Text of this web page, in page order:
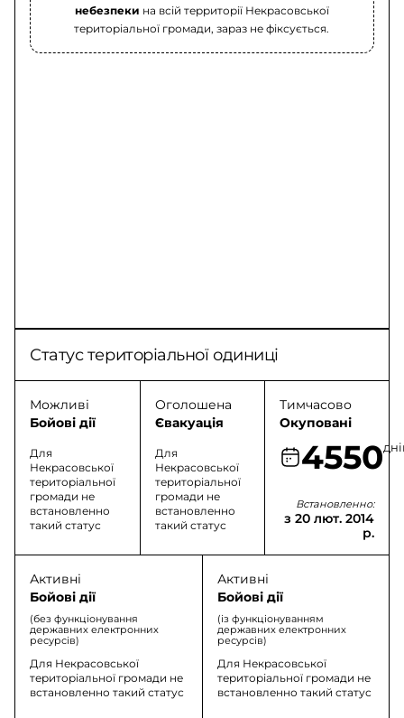
небезпеки на всій территорії Некрасовської
територіальної громади, зараз не фіксується.
Статус територіальної одиниці
Можливі
Бойові дії
Для
Некрасовської
територіальної
громади не
встановленно
такий статус
Оголошена
Євакуація
Для
Некрасовської
територіальної
громади не
встановленно
такий статус
Тимчасово
Окуповані
4550
Встановленно:
з 20 лют. 2014
р.
Активні
Бойові дії
(без функціонування
державних електронних
ресурсів)
Для Некрасовської
територіальної громади не
встановленно такий статус
Активні
Бойові дії
(із функціонуванням
державних електронних
ресурсів)
Для Некрасовської
територіальної громади не
встановленно такий статус